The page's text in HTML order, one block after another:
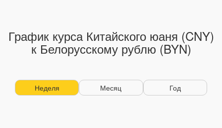
График курса Китайского юаня (CNY)
к Белорусскому рублю (BYN)
Неделя Месяц Год